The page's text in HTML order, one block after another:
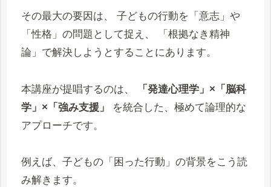
その最大の要因は、 子どもの行動を「意志」や
「性格」の問題として捉え、 「根拠なき精神
論」で解決しようとすることにあります。
本講座が提唱するのは、
「発達心理学」×「脳科
学」×「強み支援」
を統合した、極めて論理的な
アプローチです。
例えば、子どもの「困った行動」の背景をこう読
み解きます。